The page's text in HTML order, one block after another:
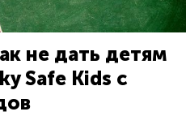
не дать детям
Safe Kids с